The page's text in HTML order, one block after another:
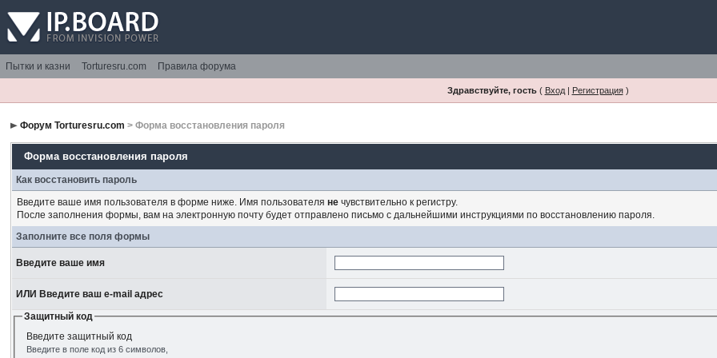
Пытки и казни Torturesru.com Правила форума
Здравствуйте, гость( Вход| Регистрация)
Форум Torturesru.com > Форма восстановления пароля
Форма восстановления пароля
Как восстановить пароль
Введите ваше имя пользователя в форме ниже. Имя пользователяне чувствительно к регистру.
После заполнения формы, вам на электронную почту будет отправлено письмо с дальнейшими инструкциями по восстановлению пароля.
Заполните все поля формы
Введите ваше имя
ИЛИ Введите ваш e-mail адрес
Защитный код
Введите защитный код
Введите в поле код из 6 символов,